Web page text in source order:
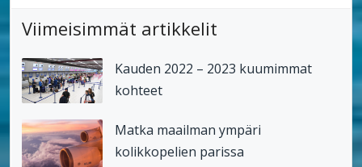
Viimeisimmät artikkelit
Kauden 2022 – 2023 kuumimmat
kohteet
Matka maailman ympäri
kolikkopelien parissa